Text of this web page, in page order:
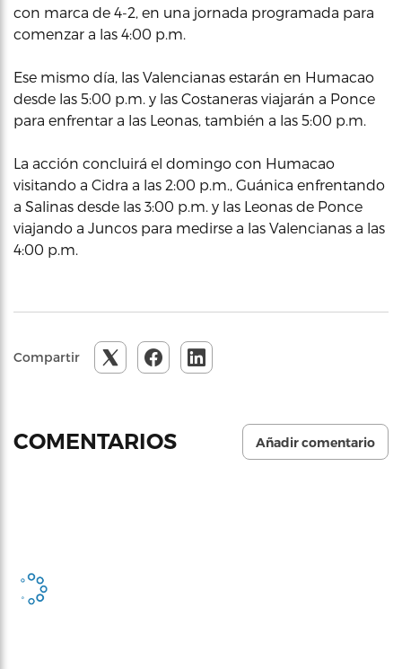
con marca de 4-2, en una jornada programada para
comenzar a las 4:00 p.m.
Ese mismo día, las Valencianas estarán en Humacao
desde las 5:00 p.m. y las Costaneras viajarán a Ponce
para enfrentar a las Leonas, también a las 5:00 p.m.
La acción concluirá el domingo con Humacao
visitando a Cidra a las 2:00 p.m., Guánica enfrentando
a Salinas desde las 3:00 p.m. y las Leonas de Ponce
viajando a Juncos para medirse a las Valencianas a las
4:00 p.m.
Compartir
COMENTARIOS Añadir comentario